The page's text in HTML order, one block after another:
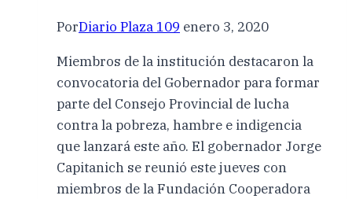
PorDiario Plaza 109 enero 3, 2020
Miembros de la institución destacaron la
convocatoria del Gobernador para formar
parte del Consejo Provincial de lucha
contra la pobreza, hambre e indigencia
que lanzará este año. El gobernador Jorge
Capitanich se reunió este jueves con
miembros de la Fundación Cooperadora